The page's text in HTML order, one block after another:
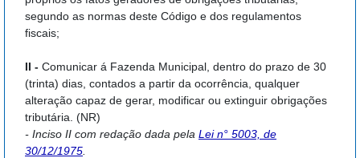
segundo as normas deste Código e dos regulamentos
fiscais;
II - Comunicar á Fazenda Municipal, dentro do prazo de 30
(trinta) dias, contados a partir da ocorrência, qualquer
alteração capaz de gerar, modificar ou extinguir obrigações
tributária. (NR)
- Inciso II com redação dada pela Lei n° 5003, de
30/12/1975